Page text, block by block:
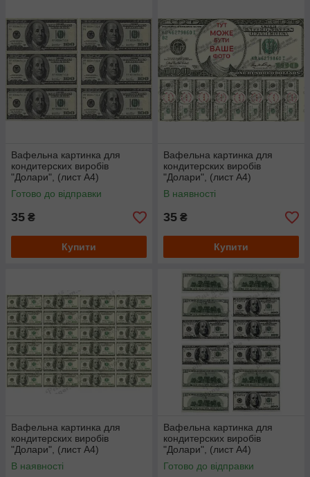
Вафельна картинка для
кондитерских виробів
"Долари", (лист А4)
Готово до відправки
35 ₴
Купити
Вафельна картинка для
кондитерских виробів
"Долари", (лист А4)
В наявності
35 ₴
Купити
Вафельна картинка для
кондитерских виробів
"Долари", (лист А4)
В наявності
Вафельна картинка для
кондитерских виробів
"Долари", (лист А4)
Готово до відправки